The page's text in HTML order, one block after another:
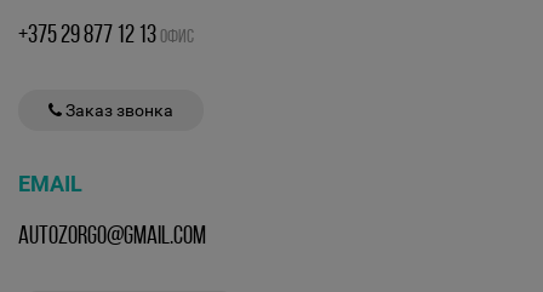
+375 29 877 12 13 ОФИС
Заказ звонка
EMAIL
AUTOZORGO@GMAIL.COM